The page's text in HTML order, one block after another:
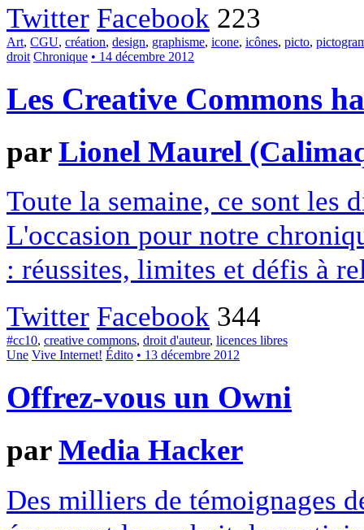
Twitter Facebook 223
Art, CGU, création, design, graphisme, icone, icônes, picto,
droit Chronique • 14 décembre 2012
Les Creative Commons
parLionel Maurel
Toute la semaine, ce sont les
L'occasion pour notre
: réussites, limites et défis à
Twitter Facebook 344
#cc10, creative commons, droit d'auteur, licences libres
Une Vive Internet! Édito • 13 décembre 2012
Offrez-vous un Owni
parMedia Hacker
Des milliers de témoignages